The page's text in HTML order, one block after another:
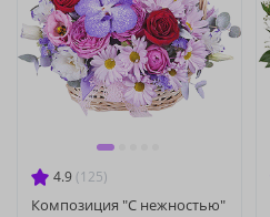
4.9 (125)
Композиция "С нежностью"